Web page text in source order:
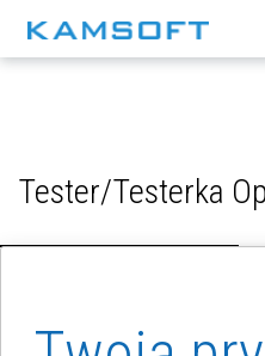
Tester/Testerka